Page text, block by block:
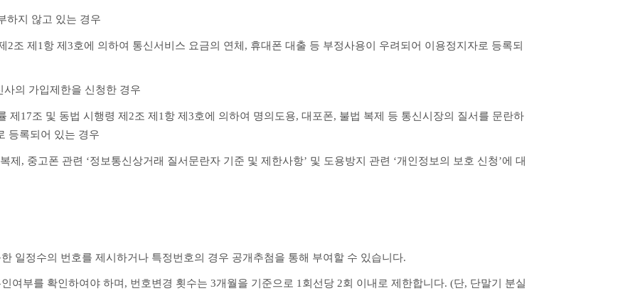
하지 않고 있는 경우
2조 제1항 제3호에 의하여 통신서비스 요금의 연체, 휴대폰 대출 등 부정사용이 우려되어 이용정지자로 등록되
의 가입제한을 신청한 경우
제17조 및 동법 시행령 제2조 제1항 제3호에 의하여 명의도용, 대포폰, 불법 복제 등 통신시장의 질서를 문란하
등록되어 있는 경우
일정수의 번호를 제시하거나 특정번호의 경우 공개추첨을 통해 부여할 수 있습니다.
여부를 확인하여야 하며, 번호변경 횟수는 3개월을 기준으로 1회선당 2회 이내로 제한합니다. (단, 단말기 분실